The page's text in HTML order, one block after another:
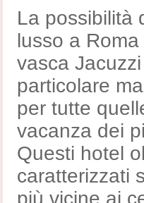
La possibilità
lusso a
vasca
particolare
per tutte
vacanza dei
Questi hotel
caratterizzati
più vicine ai